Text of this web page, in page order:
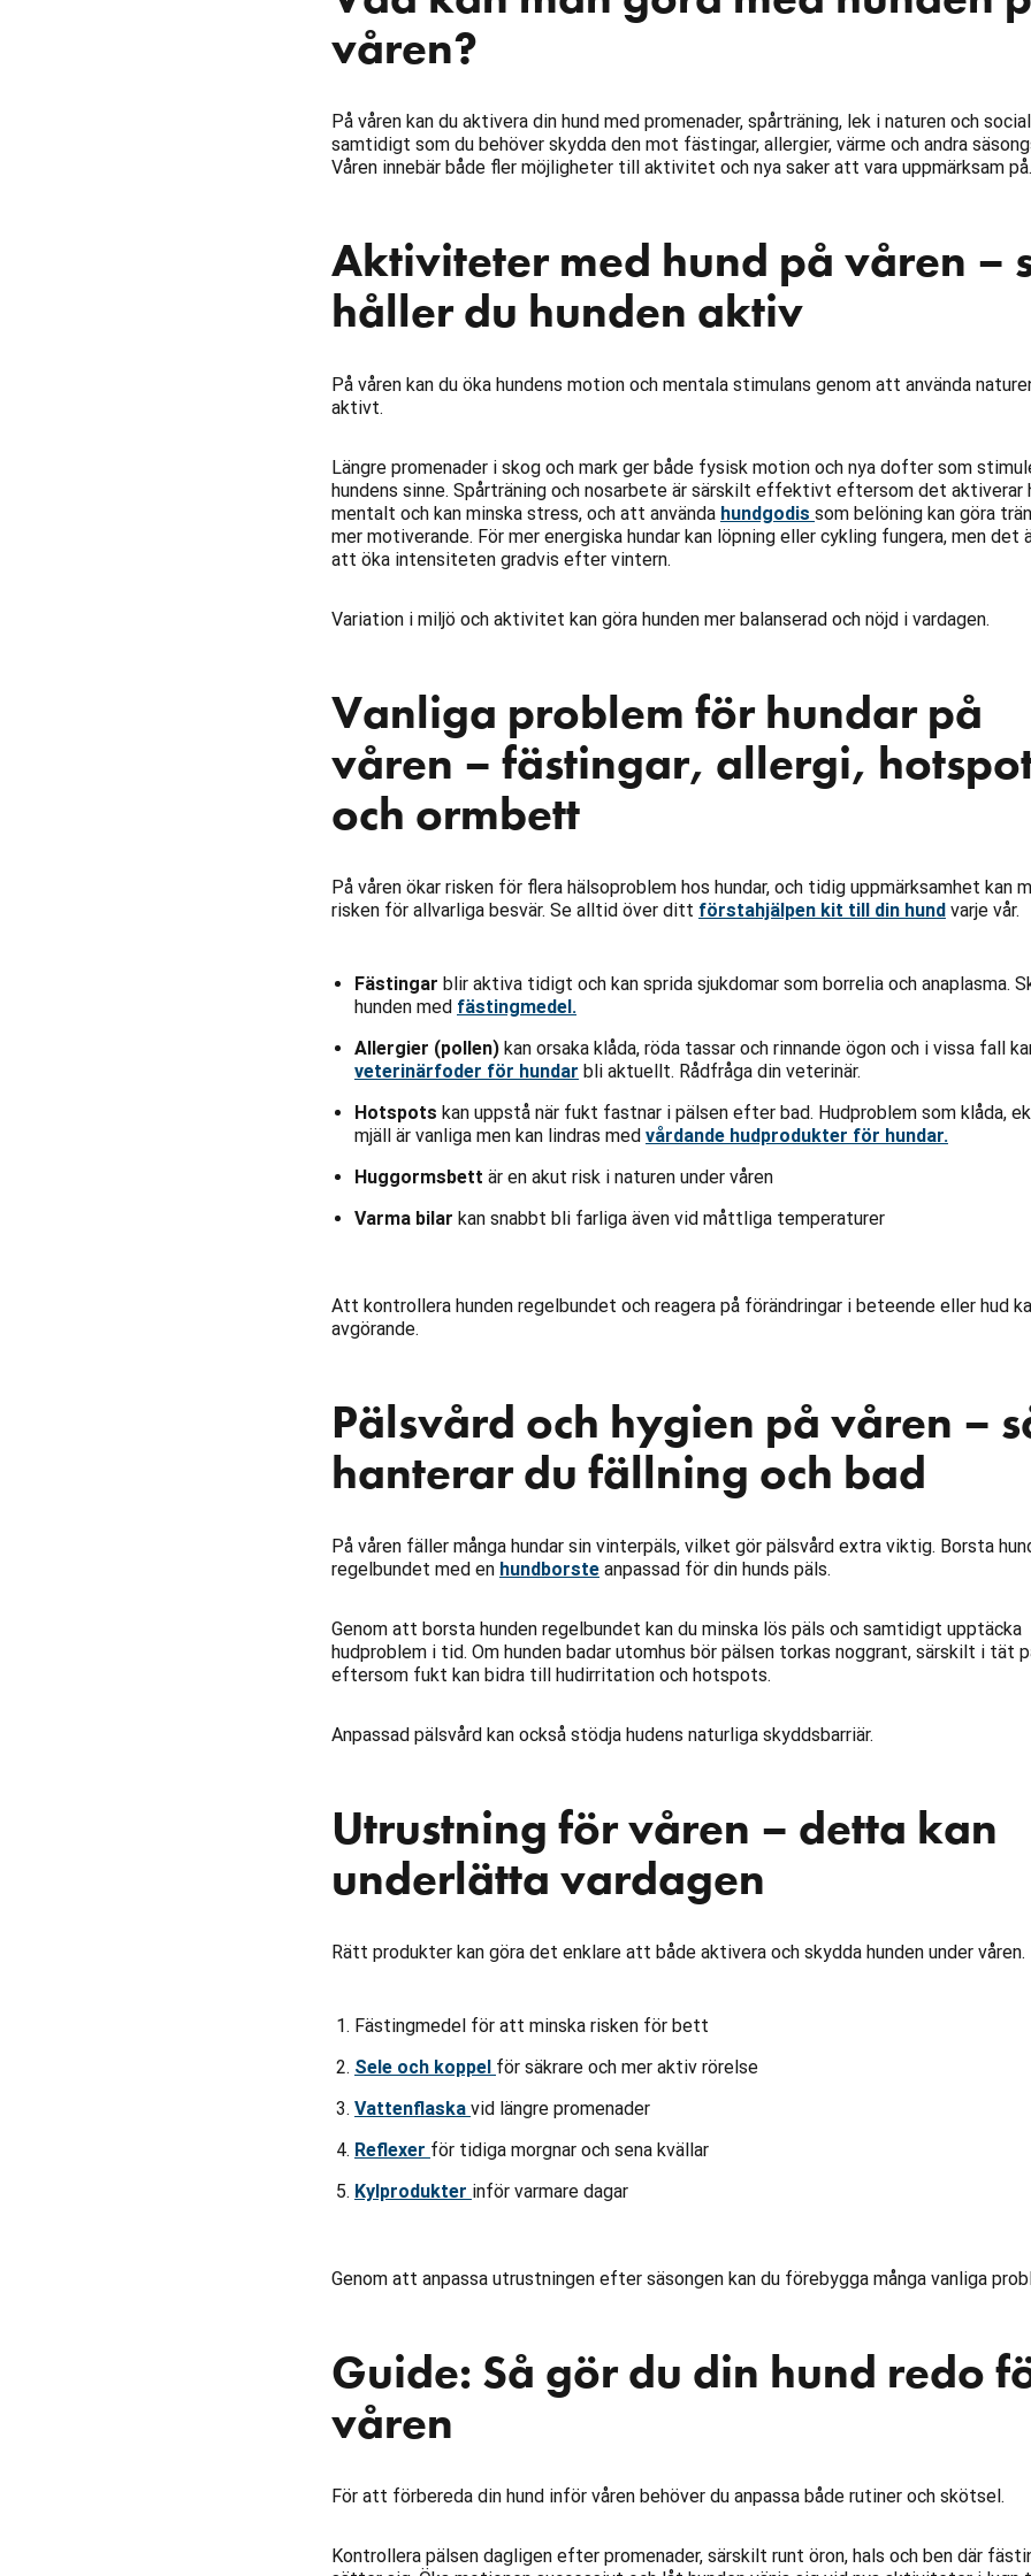
våren?
På våren kan du aktivera din hund med promenader, spårträning, lek i naturen och
samtidigt som du behöver skydda den mot fästingar, allergier, värme och andra
Våren innebär både fler möjligheter till aktivitet och nya saker att vara uppmärksam på.
Aktiviteter med hund på våren –
håller du hunden aktiv
På våren kan du öka hundens motion och mentala stimulans genom att använda
aktivt.
Längre promenader i skog och mark ger både fysisk motion och nya dofter som
hundens sinne. Spårträning och nosarbete är särskilt effektivt eftersom det aktiverar
mentalt och kan minska stress, och att använda hundgodis som belöning kan göra
mer motiverande. För mer energiska hundar kan löpning eller cykling fungera, men det
att öka intensiteten gradvis efter vintern.
Variation i miljö och aktivitet kan göra hunden mer balanserad och nöjd i vardagen.
Vanliga problem för hundar på
våren – fästingar, allergi,
och ormbett
På våren ökar risken för flera hälsoproblem hos hundar, och tidig uppmärksamhet kan
risken för allvarliga besvär. Se alltid över ditt förstahjälpen kit till din hund varje vår.
Fästingar blir aktiva tidigt och kan sprida sjukdomar som borrelia och anaplasma.
hunden med fästingmedel.
Allergier (pollen) kan orsaka klåda, röda tassar och rinnande ögon och i vissa fall
veterinärfoder för hundar bli aktuellt. Rådfråga din veterinär.
Hotspots kan uppstå när fukt fastnar i pälsen efter bad. Hudproblem som klåda,
mjäll är vanliga men kan lindras med vårdande hudprodukter för hundar.
Huggormsbett är en akut risk i naturen under våren
Varma bilar kan snabbt bli farliga även vid måttliga temperaturer
Att kontrollera hunden regelbundet och reagera på förändringar i beteende eller hud
avgörande.
Pälsvård och hygien på våren –
hanterar du fällning och bad
På våren fäller många hundar sin vinterpäls, vilket gör pälsvård extra viktig. Borsta
regelbundet med en hundborste anpassad för din hunds päls.
Genom att borsta hunden regelbundet kan du minska lös päls och samtidigt upptäcka
hudproblem i tid. Om hunden badar utomhus bör pälsen torkas noggrant, särskilt i tät
eftersom fukt kan bidra till hudirritation och hotspots.
Anpassad pälsvård kan också stödja hudens naturliga skyddsbarriär.
Utrustning för våren – detta kan
underlätta vardagen
Rätt produkter kan göra det enklare att både aktivera och skydda hunden under våren.
Fästingmedel för att minska risken för bett
Sele och koppel för säkrare och mer aktiv rörelse
Vattenflaska vid längre promenader
Reflexer för tidiga morgnar och sena kvällar
Kylprodukter inför varmare dagar
Genom att anpassa utrustningen efter säsongen kan du förebygga många vanliga
Guide: Så gör du din hund redo
våren
För att förbereda din hund inför våren behöver du anpassa både rutiner och skötsel.
Kontrollera pälsen dagligen efter promenader, särskilt runt öron, hals och ben där